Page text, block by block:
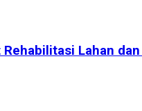
Lahan